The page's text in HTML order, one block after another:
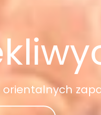
orientalnych